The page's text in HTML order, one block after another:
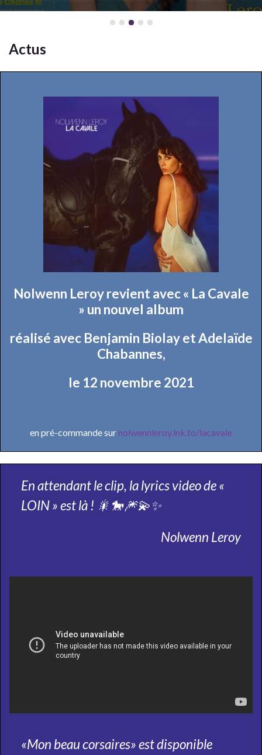
Actus
Nolwenn Leroy revient avec « La Cavale
» un nouvel album
réalisé avec Benjamin Biolay et Adelaïde
Chabannes,
le 12 novembre 2021
en pré-commande sur nolwennleroy.lnk.to/lacavale
En attendant le clip, la lyrics video de «
LOIN » est là ! 🎇🐎🎆💫✨
Nolwenn Leroy
«Mon beau corsaires» est disponible